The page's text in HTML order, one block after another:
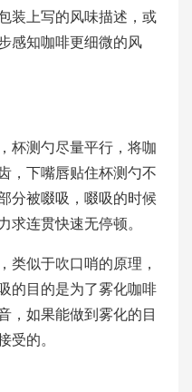
装上写的风味描述，或
感知咖啡更细微的风
杯测勺尽量平行，将咖
，下嘴唇贴住杯测勺不
分被啜吸，啜吸的时候
求连贯快速无停顿。
类似于吹口哨的原理，
的目的是为了雾化咖啡
，如果能做到雾化的目
受的。